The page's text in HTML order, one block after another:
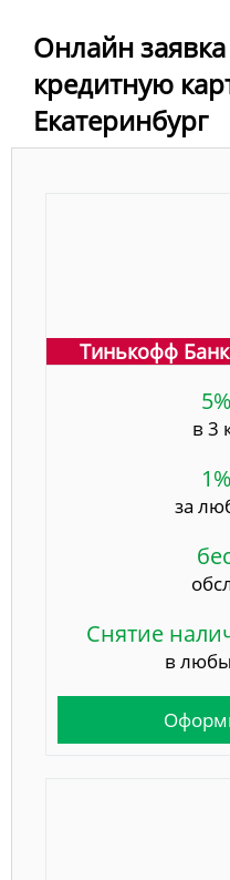
Онлайн
кредитную
Екатеринбург
Тинькофф Банк
в 3
за
Снятие
в